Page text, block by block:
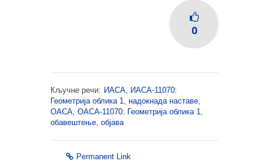
0
Кључне речи: ИАСА, ИАСА-11070:
Геометрија облика 1, надокнада наставе,
ОАСА, ОАСА-11070: Геометрија облика 1,
обавештење, објава
Permanent Link